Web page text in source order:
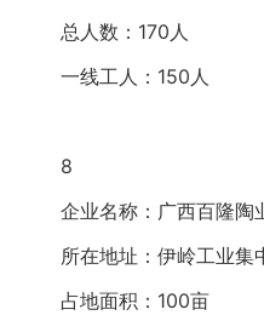
总人数：170人
一线工人：150人
8
企业名称：广西百隆陶
所在地址：伊岭工业集
占地面积：100亩